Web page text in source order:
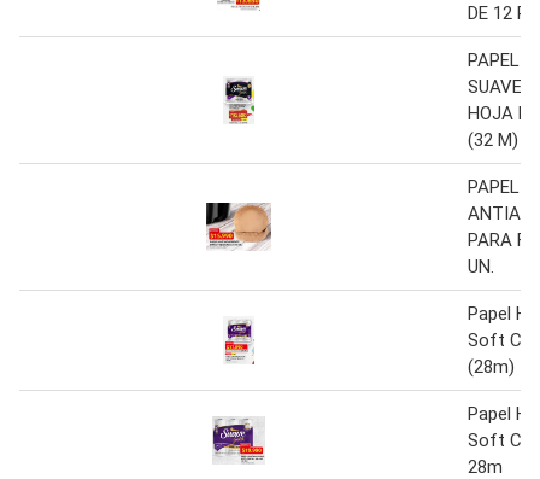
DE 12
PAPEL
SUAVE
HOJA
(32 M)
PAPEL
PARA
UN.
Papel
Soft
(28m)
Papel
Soft
28m